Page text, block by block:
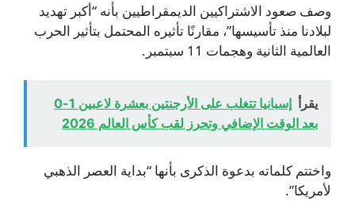
وصف صعود الاشتراكيين الديمقراطيين بأنه “أكبر تهديد
لبلادنا منذ تأسيسها”، مقارنًا تأثيره المحتمل بتأثير الحرب
العالمية الثانية وهجمات 11 سبتمبر.
يقرأ
إسبانيا تتغلب على الأرجنتين بعشرة لاعبين 1-0
بعد الوقت الإضافي وتحرز لقب كأس العالم 2026
واختتم كلماته بدعوة الذكرى بأنها “بداية العصر الذهبي
لأمريكا”.